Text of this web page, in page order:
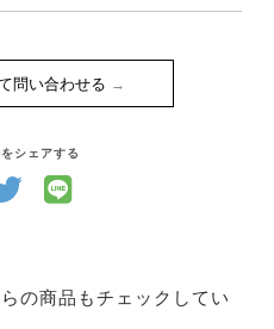
ットになった体験乗馬教
など。
、馬と遊ぶ楽しみが膨ら
？「UMA LIFE」には、
ような国内外の情報が満
問い合わせる
シェアする
の商品もチェックしてい